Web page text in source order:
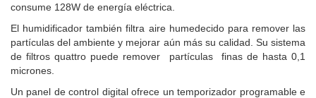
consume 128W de energía eléctrica.
El humidificador también filtra aire humedecido para remover las
partículas del ambiente y mejorar aún más su calidad. Su sistema
de filtros quattro puede remover partículas finas de hasta 0,1
micrones.
Un panel de control digital ofrece un temporizador programable e